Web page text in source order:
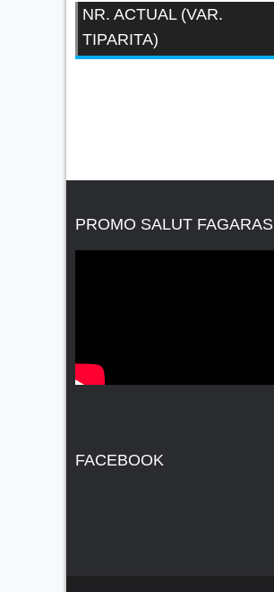
NR. ACTUAL (VAR.
TIPARITA)
PROMO SALUT FAGARAS
FACEBOOK